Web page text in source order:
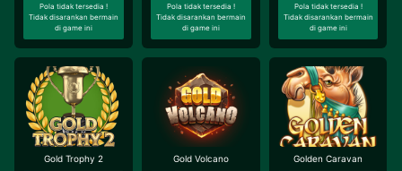
Pola tidak tersedia !
Tidak disarankan bermain
di game ini
Pola tidak tersedia !
Tidak disarankan bermain
di game ini
Pola tidak tersedia !
Tidak disarankan bermain
di game ini
Gold Trophy 2 Gold Volcano Golden Caravan